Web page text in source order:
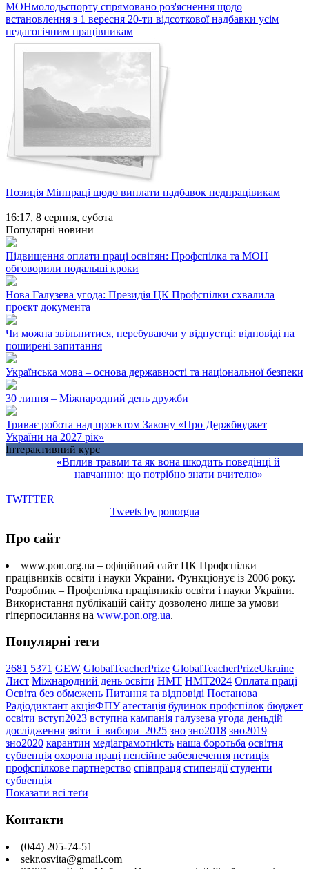
МОНмолодьспорту спрямовано роз'яснення щодо
встановлення з 1 вересня 20-ти відсоткової надбавки усім
педагогічним працівникам
Позиція Мінпраці щодо виплати надбавок педпрацівикам
16:17, 8 серпня, субота
Популярні новини
Підвищення оплати праці освітян: Профспілка та МОН
обговорили подальші кроки
Нова Галузева угода: Президія ЦК Профспілки схвалила
проєкт документа
Чи можна звільнитися, перебуваючи у відпустці: відповіді на
поширені запитання
Українська мова – основа державності та національної безпеки
30 липня – Міжнародний день дружби
Триває робота над проєктом Закону «Про Держбюджет
України на 2027 рік»
Інтерактивний курс
«Вплив травми та як вона шкодить поведінці й
навчанню: що потрібно знати вчителю»
TWITTER
Tweets by ponorgua
Про сайт
www.pon.org.ua – офіційний сайт ЦК Профспілки
працівників освіти і науки України. Функціонує із 2006 року.
Розробник – Профспілка працівників освіти і науки України.
Використання публікацій сайту дозволено лише за умови
гіперпосилання на www.pon.org.ua.
Популярні теги
2681 5371 GEW GlobalTeacherPrize GlobalTeacherPrizeUkraine
Лист Міжнародний день освіти НМТ НМТ2024 Оплата праці
Освіта без обмежень Питання та відповіді Постанова
Радіодиктант акціяФПУ атестація будинок профспілок бюджет
освіти вступ2023 вступна кампанія галузева угода деньдій
дослідження звіти_і_вибори_2025 зно зно2018 зно2019
зно2020 карантин медіаграмотність наша боротьба освітня
субвенція охорона праці пенсійне забезпечення петиція
профспілкове партнерство співпраця стипендії студенти
субвенція
Показати всі теґи
Контакти
(044) 205-74-51
sekr.osvita@gmail.com